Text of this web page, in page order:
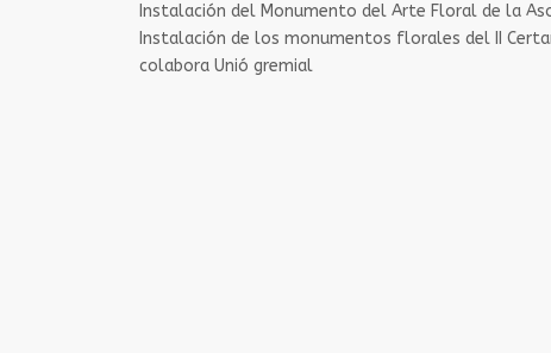
Instalación del Monumento del Arte Floral de la
Instalación de los monumentos florales del II
colabora Unió gremial